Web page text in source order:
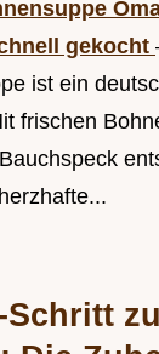
gekocht
ist ein
frischen